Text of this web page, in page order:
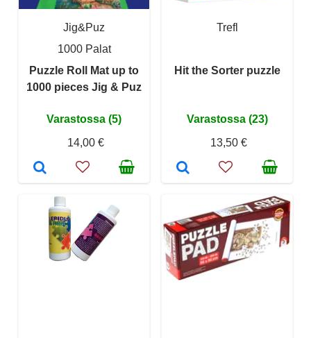
Jig&Puz
1000 Palat
Puzzle Roll Mat up to
1000 pieces Jig & Puz
Varastossa (5)
14,00 €
Trefl
Hit the Sorter puzzle
Varastossa (23)
13,50 €